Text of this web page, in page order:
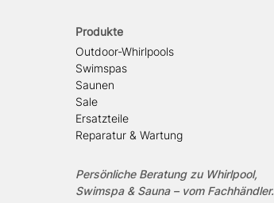
Produkte
Outdoor-Whirlpools
Swimspas
Saunen
Sale
Ersatzteile
Reparatur & Wartung
Persönliche Beratung zu Whirlpool,
Swimspa & Sauna – vom Fachhändler.